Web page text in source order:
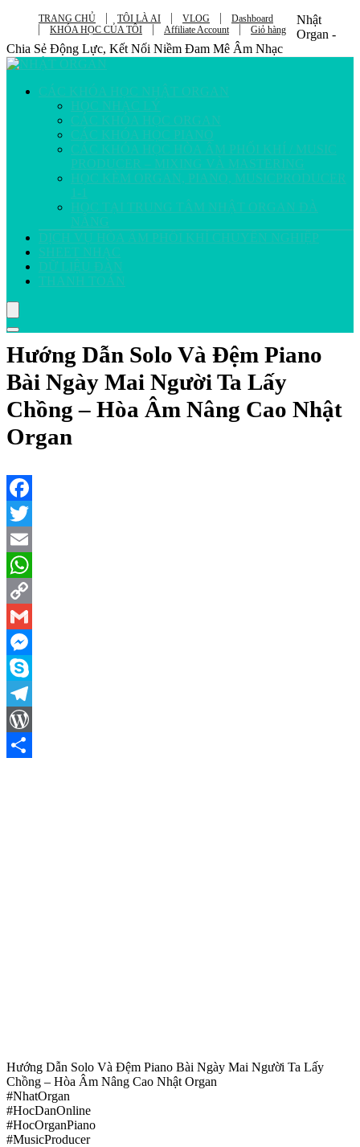
TRANG CHỦ TÔI LÀ AI VLOG
Dashboard
KHÓA HỌC CỦA TÔI
Affiliate Account Giỏ hàng
Nhật
Organ -
Chia Sẻ Động Lực, Kết Nối Niềm Đam Mê Âm Nhạc
CÁC KHÓA HỌC NHẬT ORGAN
HỌC NHẠC LÝ
CÁC KHÓA HỌC ORGAN
CÁC KHÓA HỌC PIANO
CÁC KHÓA HỌC HÒA ÂM PHỐI KHÍ / MUSIC
PRODUCER – MIXING VÀ MASTERING
HỌC KÈM ORGAN, PIANO, MUSICPRODUCER
1-1
HỌC TẠI TRUNG TÂM NHẬT ORGAN ĐÀ
NẴNG
DỊCH VỤ HÒA ÂM PHỐI KHÍ CHUYÊN NGHIỆP
SHEET NHẠC
DỮ LIỆU ĐÀN
THANH TOÁN
Hướng Dẫn Solo Và Đệm Piano
Bài Ngày Mai Người Ta Lấy
Chồng – Hòa Âm Nâng Cao Nhật
Organ
Facebook
Twitter
Email
WhatsApp
Copy
Link
Gmail
Messenger
Skype
Telegram
WordPress
Hướng Dẫn Solo Và Đệm Piano Bài Ngày Mai Người Ta Lấy
Chồng – Hòa Âm Nâng Cao Nhật Organ
#NhatOrgan
#HocDanOnline
#HocOrganPiano
#MusicProducer